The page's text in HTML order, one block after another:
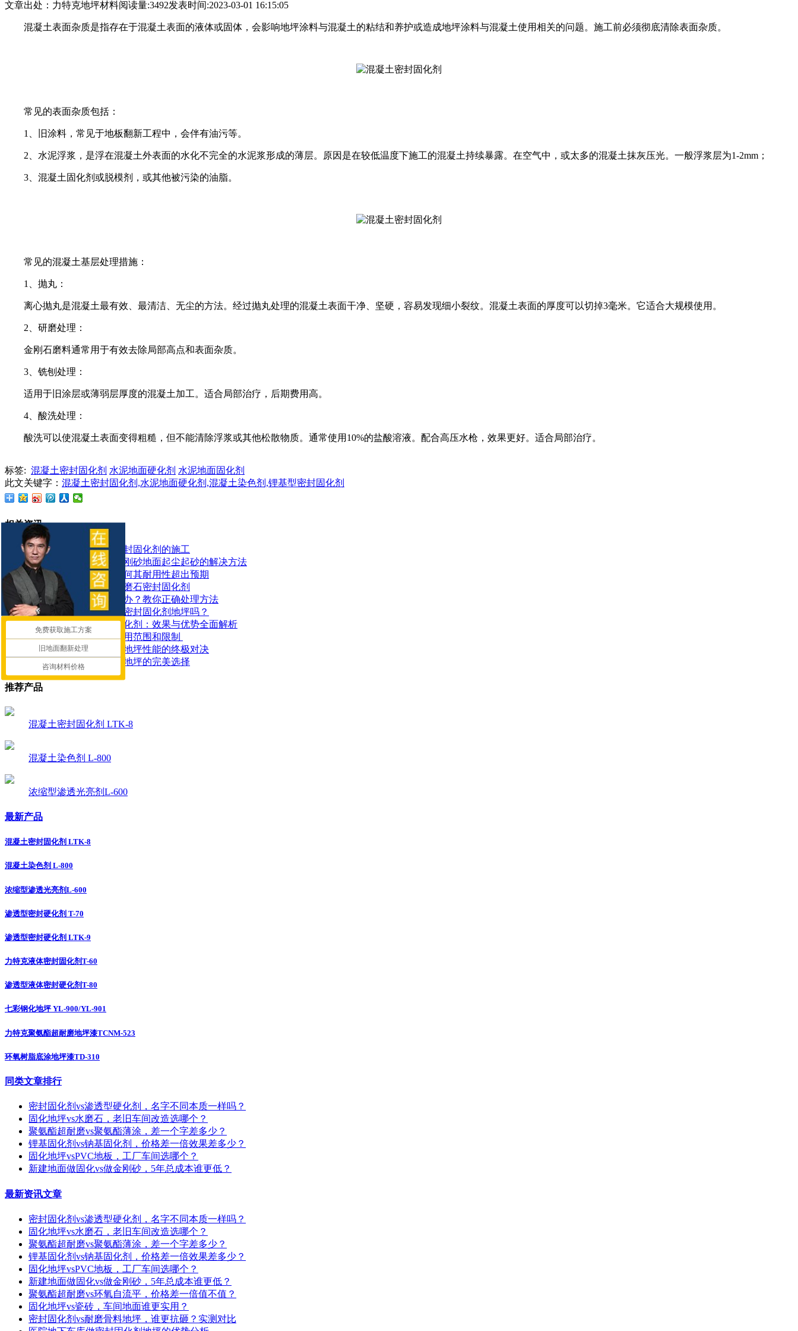
文章出处：力特克地坪材料阅读量:3492发表时间:2023-03-01 16:15:05
混凝土表面杂质是指存在于混凝土表面的液体或固体，会影响地坪涂料与混凝土的粘结和养护或造成地坪涂料与混凝土使用相关的问题。施工前必须彻底清除表面杂质。
常见的表面杂质包括：
1、旧涂料，常见于地板翻新工程中，会伴有油污等。
2、水泥浮浆，是浮在混凝土外表面的水化不完全的水泥浆形成的薄层。原因是在较低温度下施工的混凝土持续暴露。在空气中，或太多的混凝土抹灰压光。一般浮浆层为1-2mm；
3、混凝土固化剂或脱模剂，或其他被污染的油脂。
常见的混凝土基层处理措施：
1、抛丸：
离心抛丸是混凝土最有效、最清洁、无尘的方法。经过抛丸处理的混凝土表面干净、坚硬，容易发现细小裂纹。混凝土表面的厚度可以切掉3毫米。它适合大规模使用。
2、研磨处理：
金刚石磨料通常用于有效去除局部高点和表面杂质。
3、铣刨处理：
适用于旧涂层或薄弱层厚度的混凝土加工。适合局部治疗，后期费用高。
4、酸洗处理：
酸洗可以使混凝土表面变得粗糙，但不能清除浮浆或其他松散物质。通常使用10%的盐酸溶液。配合高压水枪，效果更好。适合局部治疗。
标签: 混凝土密封固化剂 水泥地面硬化剂 水泥地面固化剂
此文关键字： 混凝土密封固化剂,水泥地面硬化剂,混凝土染色剂,锂基型密封固化剂
相关资讯
如何正确进行混凝土密封固化剂的施工
工厂地面焕然一新！金刚砂地面起尘起砂的解决方法
了解密封固化地坪：为何其耐用性超出预期
如何有效地使用地面水磨石密封固化剂
水泥地面起皮起砂怎么办？教你正确处理方法
地面潮湿可以做混凝土密封固化剂地坪吗？
探索锂基混凝土密封固化剂：效果与优势全面解析
​混凝土密封固化剂的应用范围和限制 ​
混凝土染色地坪与环氧地坪性能的终极对决
让停车场更耐用：固化地坪的完美选择
推荐产品
混凝土密封固化剂 LTK-8
混凝土染色剂 L-800
浓缩型渗透光亮剂L-600
最新产品
混凝土密封固化剂 LTK-8
混凝土染色剂 L-800
浓缩型渗透光亮剂L-600
渗透型密封硬化剂 T-70
渗透型密封硬化剂 LTK-9
力特克液体密封固化剂T-60
渗透型液体密封硬化剂T-80
七彩钢化地坪 YL-900/YL-901
力特克聚氨酯超耐磨地坪漆TCNM-523
环氧树脂底涂地坪漆TD-310
同类文章排行
密封固化剂vs渗透型硬化剂，名字不同本质一样吗？
固化地坪vs水磨石，老旧车间改造选哪个？
聚氨酯超耐磨vs聚氨酯薄涂，差一个字差多少？
锂基固化剂vs钠基固化剂，价格差一倍效果差多少？
固化地坪vsPVC地板，工厂车间选哪个？
新建地面做固化vs做金刚砂，5年总成本谁更低？
最新资讯文章
密封固化剂vs渗透型硬化剂，名字不同本质一样吗？
固化地坪vs水磨石，老旧车间改造选哪个？
聚氨酯超耐磨vs聚氨酯薄涂，差一个字差多少？
锂基固化剂vs钠基固化剂，价格差一倍效果差多少？
固化地坪vsPVC地板，工厂车间选哪个？
新建地面做固化vs做金刚砂，5年总成本谁更低？
聚氨酯超耐磨vs环氧自流平，价格差一倍值不值？
固化地坪vs瓷砖，车间地面谁更实用？
密封固化剂vs耐磨骨料地坪，谁更抗砸？实测对比
免费获取施工方案
旧地面翻新处理
咨询材料价格